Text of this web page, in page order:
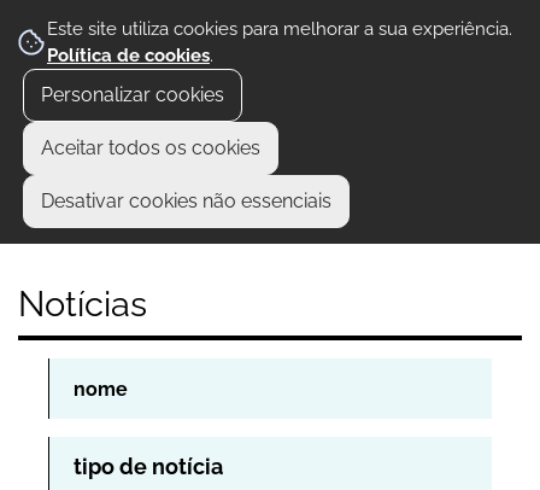
Este site utiliza cookies para melhorar a sua experiência.
Política de cookies.
Personalizar cookies
Aceitar todos os cookies
Desativar cookies não essenciais
Notícias